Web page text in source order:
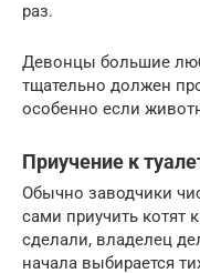
раз.
Девонцы большие
тщательно должен
особенно если
Приучение к
Обычно заводчики
сами приучить котят
сделали, владелец
начала выбирается